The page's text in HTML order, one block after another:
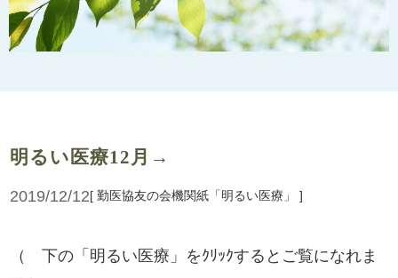
明るい医療12月→
2019/12/12[ 勤医協友の会機関紙「明るい医療」 ]
（ 下の「明るい医療」をｸﾘｯｸするとご覧になれま